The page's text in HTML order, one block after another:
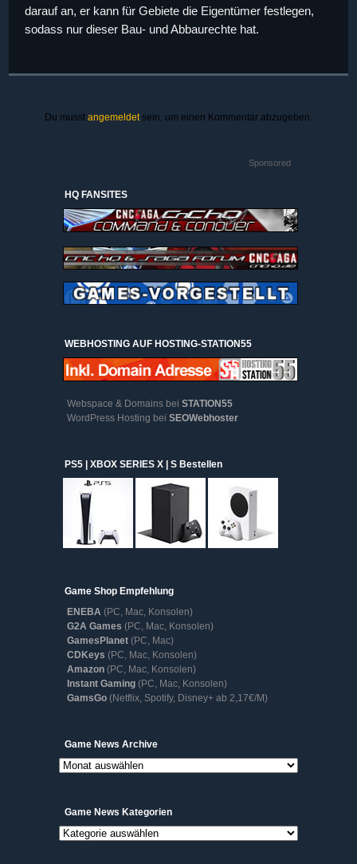
darauf an, er kann für Gebiete die Eigentümer festlegen,
sodass nur dieser Bau- und Abbaurechte hat.
Du musst angemeldetsein, um einen Kommentar abzugeben.
Sponsored
HQ FANSITES
WEBHOSTING AUF HOSTING-STATION55
Webspace & Domains bei STATION55
WordPress Hosting bei SEOWebhoster
PS5 | XBOX SERIES X | S Bestellen
Game Shop Empfehlung
ENEBA (PC, Mac, Konsolen)
G2A Games (PC, Mac, Konsolen)
GamesPlanet (PC, Mac)
CDKeys (PC, Mac, Konsolen)
Amazon (PC, Mac, Konsolen)
Instant Gaming (PC, Mac, Konsolen)
GamsGo (Netflix, Spotify, Disney+ ab 2,17€/M)
Game News ArchiveGame
News
Archive
Game News Kategorien
Game